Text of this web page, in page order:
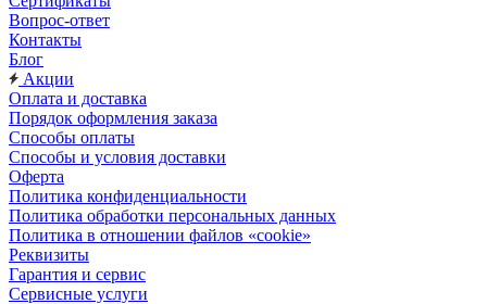
Вопрос-ответ
Контакты
Блог
Акции
Оплата и доставка
Порядок оформления заказа
Способы оплаты
Способы и условия доставки
Оферта
Политика конфиденциальности
Политика обработки персональных данных
Политика в отношении файлов «cookie»
Реквизиты
Гарантия и сервис
Сервисные услуги